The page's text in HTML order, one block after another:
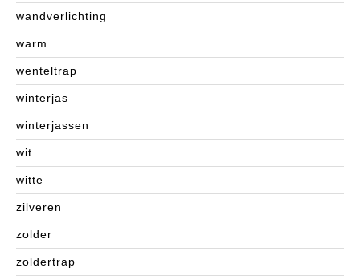
wandverlichting
warm
wenteltrap
winterjas
winterjassen
wit
witte
zilveren
zolder
zoldertrap